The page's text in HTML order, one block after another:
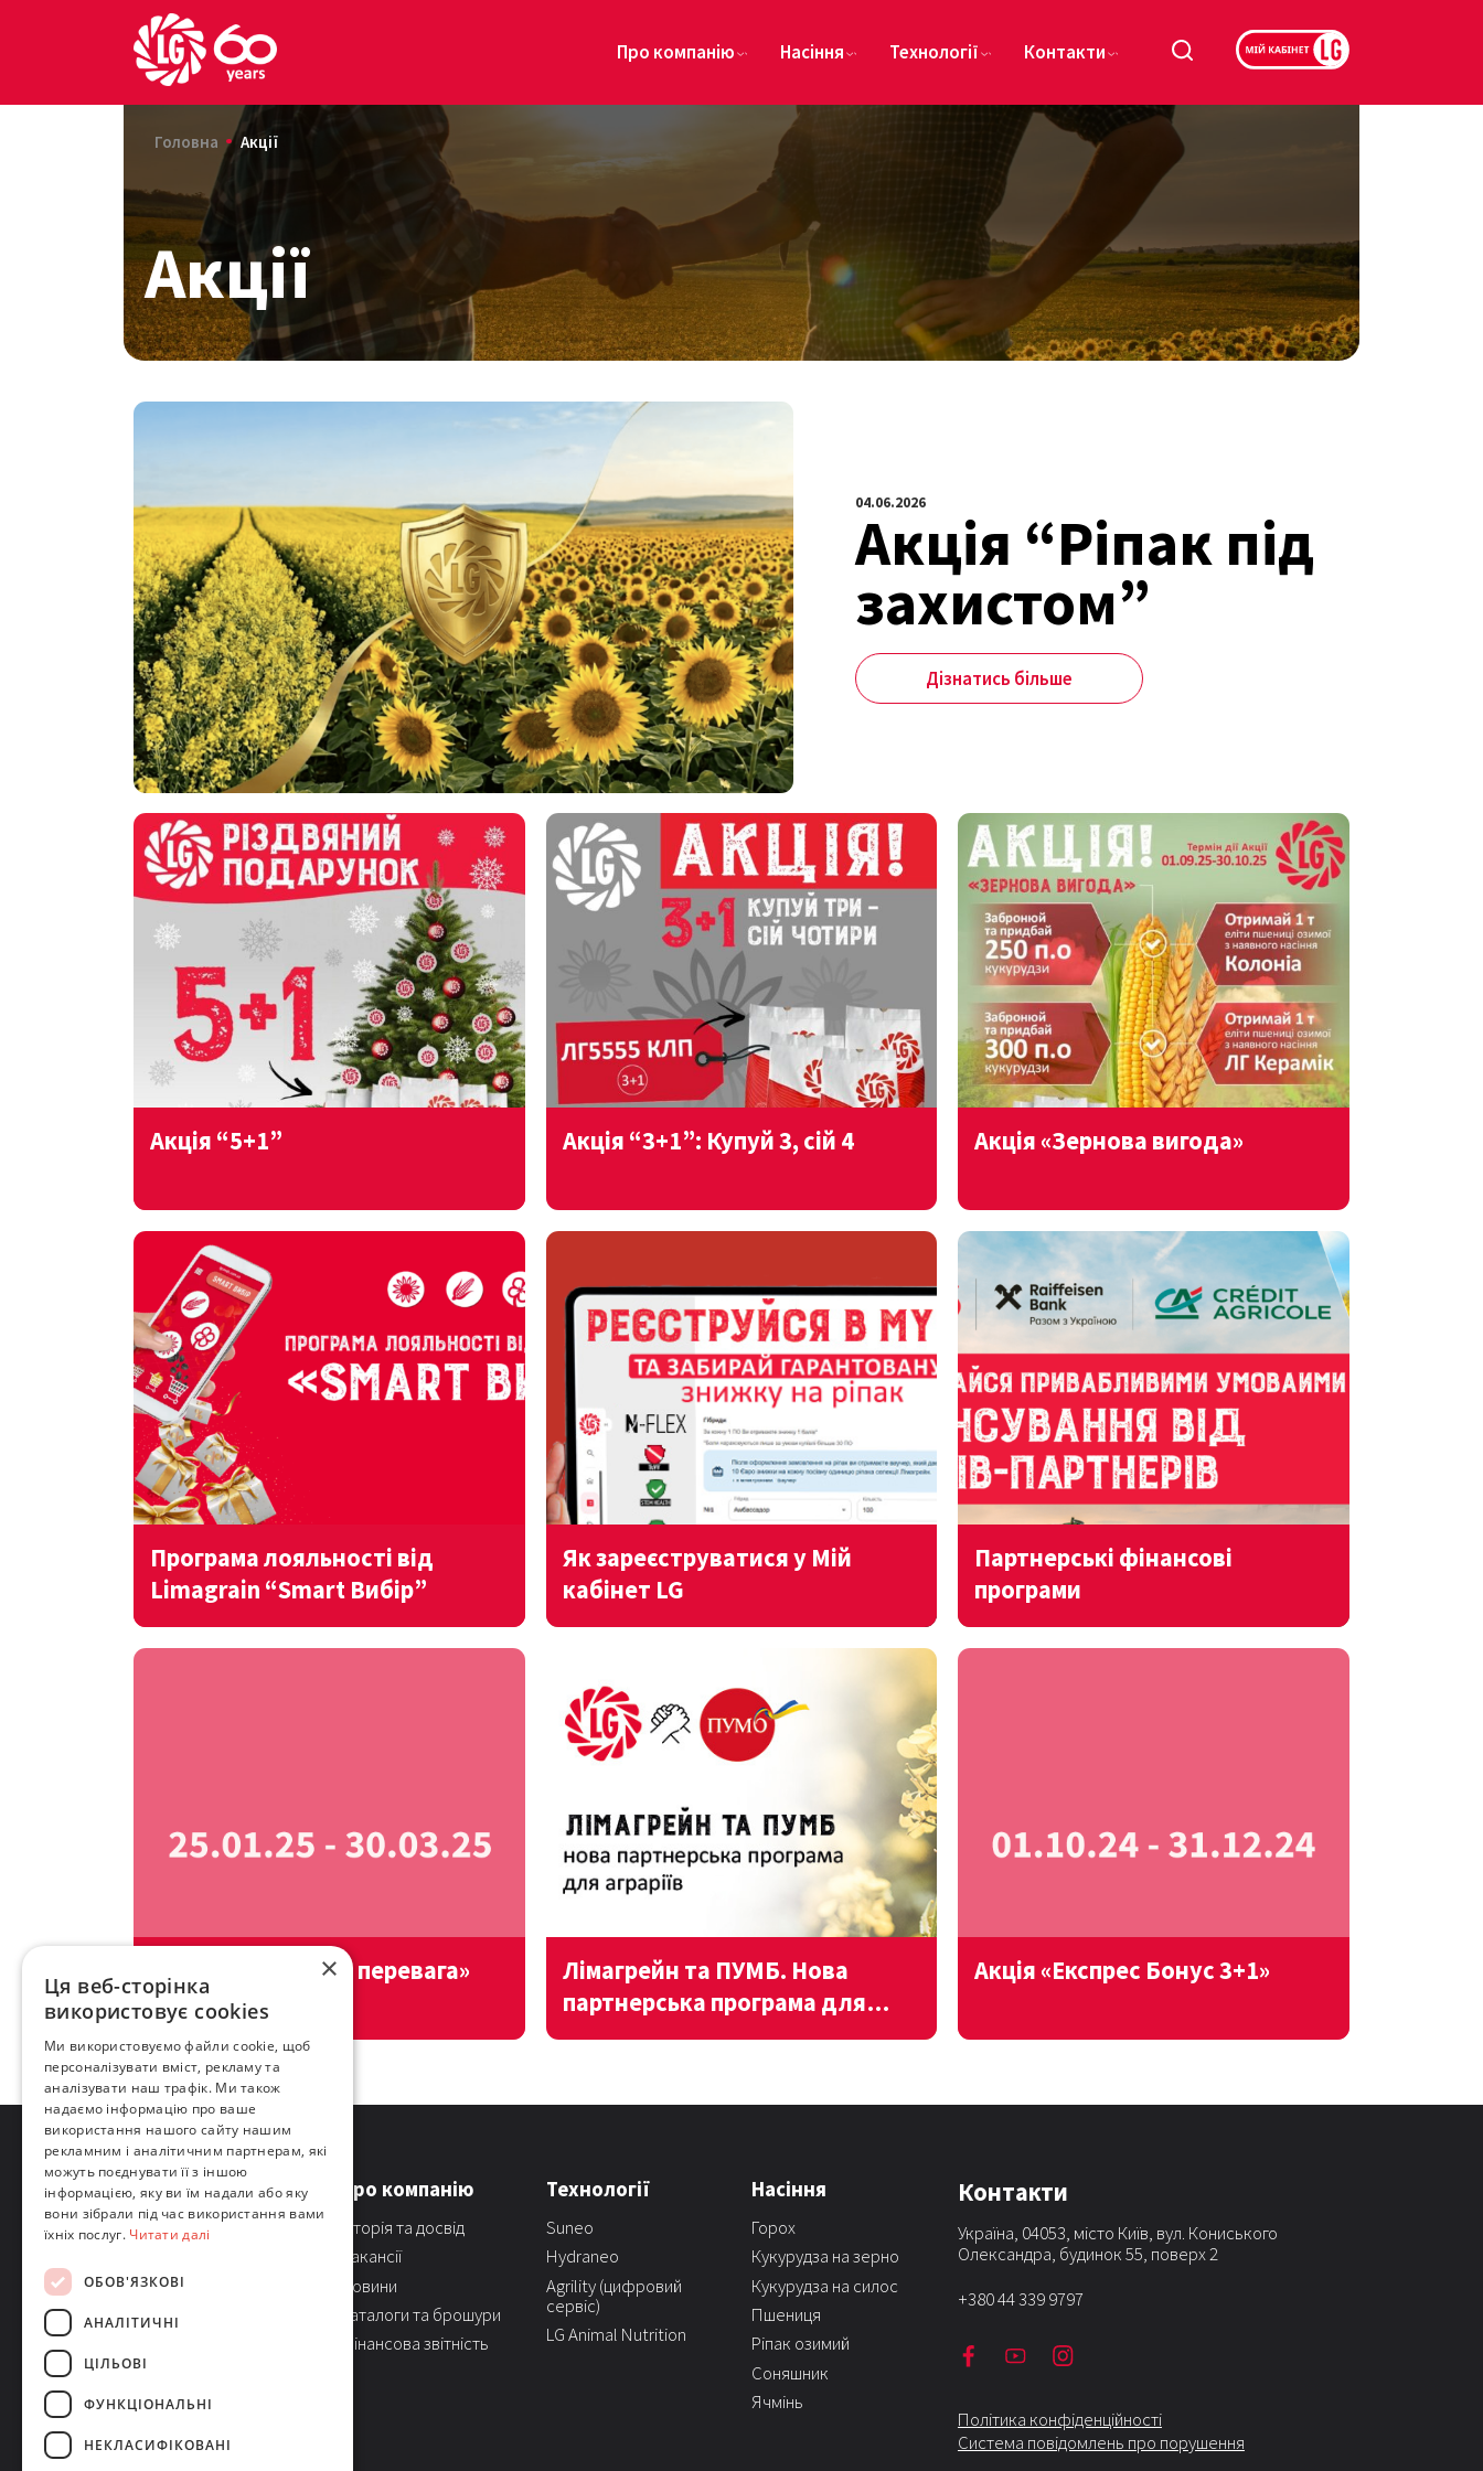
Про компанію Насіння Технології Контакти
Головна Акції
Акції
04.06.2026
Акція “Ріпак під
захистом”
Дізнатись більше
Акція “5+1” Акція “3+1”: Купуй 3, сій 4 Акція «Зернова вигода»
Програма лояльності від
Limagrain “Smart Вибір”
Як зареєструватися у Мій
кабінет LG
Партнерські фінансові
програми
Акція «Твоя парна перевага»
Лімагрейн та ПУМБ. Нова
партнерська програма для
аграріїв
Акція «Експрес Бонус 3+1»
Про компанію
Історія та досвід
Вакансії
Новини
Каталоги та брошури
Фінансова звітність
Технології
Suneo
Hydraneo
Agrility (цифровий
сервіс)
LG Animal Nutrition
Насіння
Горох
Кукурудза на зерно
Кукурудза на силос
Пшениця
Ріпак озимий
Соняшник
Ячмінь
Контакти
Україна, 04053, місто Київ, вул. Кониського
Олександра, будинок 55, поверх 2
+380 44 339 9797
Політика конфіденційності
Система повідомлень про порушення
×
Ця веб-сторінка
використовує cookies
Ми використовуємо файли cookie, щоб
персоналізувати вміст, рекламу та
аналізувати наш трафік. Ми також
надаємо інформацію про ваше
використання нашого сайту нашим
рекламним і аналітичним партнерам, які
можуть поєднувати її з іншою
інформацією, яку ви їм надали або яку
вони зібрали під час використання вами
їхніх послуг. Читати далі
ОБОВ'ЯЗКОВІ
АНАЛІТИЧНІ
ЦІЛЬОВІ
ФУНКЦІОНАЛЬНІ
НЕКЛАСИФІКОВАНІ